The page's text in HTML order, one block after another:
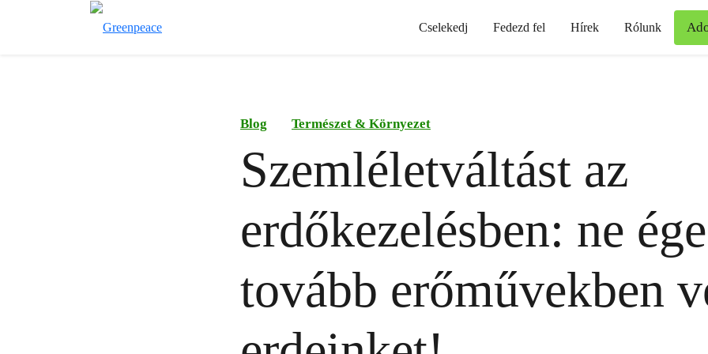
Cselekedj Fedezd fel Hírek Rólunk
Blog Természet & Környezet
Szemléletváltást az
erdőkezelésben: ne
tovább erőművekben